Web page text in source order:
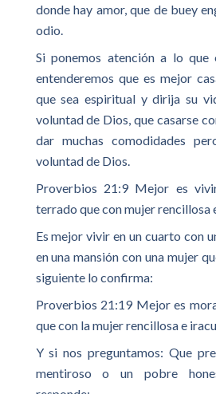
donde hay amor, que de buey
odio.
Si ponemos atención a lo que
entenderemos que es mejor
que sea espiritual y dirija su
voluntad de Dios, que casarse
dar muchas comodidades
voluntad de Dios.
Proverbios 21:9 Mejor es
terrado que con mujer rencillosa
Es mejor vivir en un cuarto con
en una mansión con una mujer
siguiente lo confirma:
Proverbios 21:19 Mejor es
que con la mujer rencillosa e
Y si nos preguntamos: Que
mentiroso o un pobre